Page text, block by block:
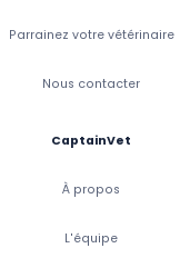
Parrainez votre vétérinaire
Nous contacter
CaptainVet
À propos
L'équipe